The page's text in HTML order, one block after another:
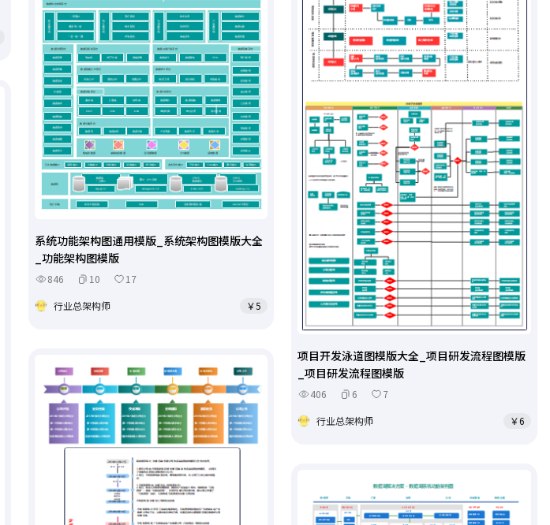
系统功能架构图通用模版_系统架构图模版大全
_功能架构图模版
846 10
17
行业总架构师
￥5
项目开发泳道图模版大全_项目研发流程图模版
_项目研发流程图模版
406 6
7
行业总架构师
￥6